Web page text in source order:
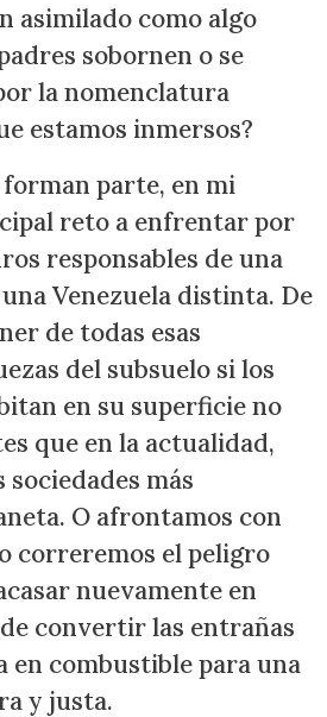
asimilado como algo
sobornen o se
la nomenclatura
estamos inmersos?
parte, en mi
reto a enfrentar por
responsables de una
Venezuela distinta. De
de todas esas
del subsuelo si los
en su superficie no
que en la actualidad,
sociedades más
O afrontamos con
correremos el peligro
nuevamente en
convertir las entrañas
en combustible para una
y justa.